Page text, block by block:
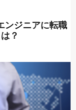
ンジニアに転職
？